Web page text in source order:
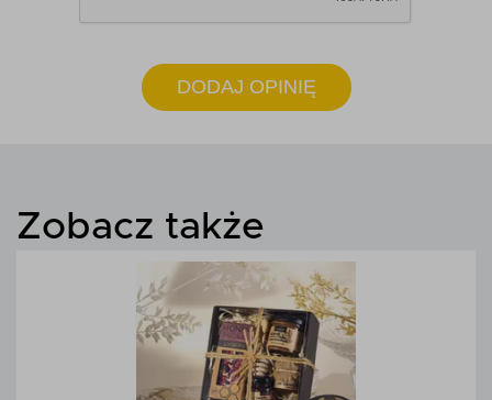
DODAJ OPINIĘ
Zobacz także